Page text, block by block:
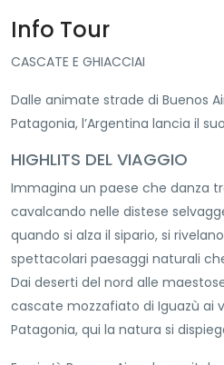
Info Tour
CASCATE E GHIACCIAI
Dalle animate strade di Buenos
Patagonia, l’Argentina lancia il
HIGHLITS DEL VIAGGIO
Immagina un paese che danza
cavalcando nelle distese
quando si alza il sipario, si
spettacolari paesaggi naturali
Dai deserti del nord alle
cascate mozzafiato di Iguazù ai
Patagonia, qui la natura si